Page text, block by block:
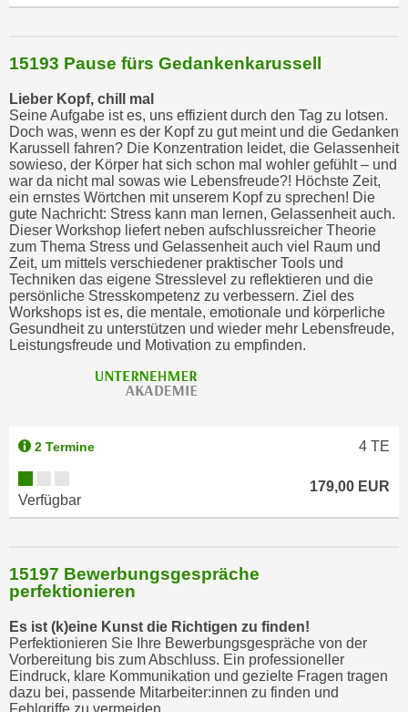
15193 Pause fürs Gedankenkarussell
Lieber Kopf, chill mal
Seine Aufgabe ist es, uns effizient durch den Tag zu lotsen.
Doch was, wenn es der Kopf zu gut meint und die Gedanken
Karussell fahren? Die Konzentration leidet, die Gelassenheit
sowieso, der Körper hat sich schon mal wohler gefühlt – und
war da nicht mal sowas wie Lebensfreude?! Höchste Zeit,
ein ernstes Wörtchen mit unserem Kopf zu sprechen! Die
gute Nachricht: Stress kann man lernen, Gelassenheit auch.
Dieser Workshop liefert neben aufschlussreicher Theorie
zum Thema Stress und Gelassenheit auch viel Raum und
Zeit, um mittels verschiedener praktischer Tools und
Techniken das eigene Stresslevel zu reflektieren und die
persönliche Stresskompetenz zu verbessern. Ziel des
Workshops ist es, die mentale, emotionale und körperliche
Gesundheit zu unterstützen und wieder mehr Lebensfreude,
Leistungsfreude und Motivation zu empfinden.
2 Termine 4 TE
Verfügbar
179,00 EUR
15197 Bewerbungsgespräche
perfektionieren
Es ist (k)eine Kunst die Richtigen zu finden!
Perfektionieren Sie Ihre Bewerbungsgespräche von der
Vorbereitung bis zum Abschluss. Ein professioneller
Eindruck, klare Kommunikation und gezielte Fragen tragen
dazu bei, passende Mitarbeiter:innen zu finden und
Fehlgriffe zu vermeiden.
j
n
C
o
o
k
i
e
s
z
u
z
u
l
i
i
e
a
u
s
w